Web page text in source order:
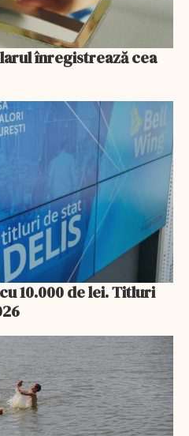
înregistrează cea
10.000 de lei. Titluri